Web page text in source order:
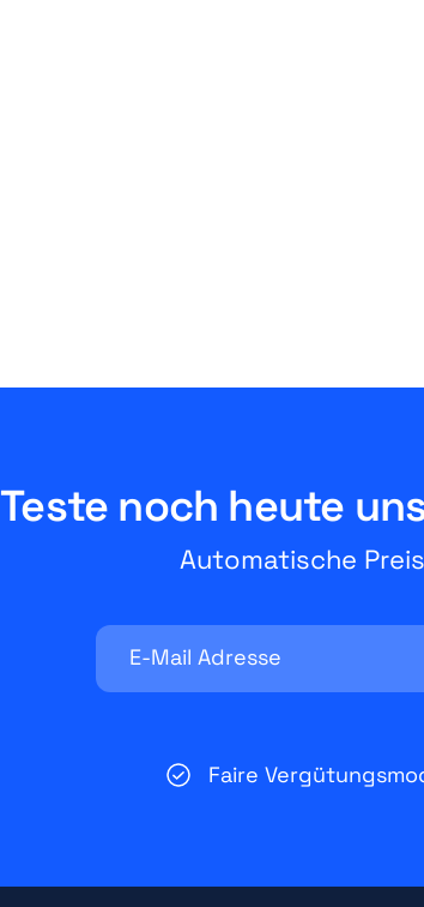
Teste noch heute
Automatische
Faire